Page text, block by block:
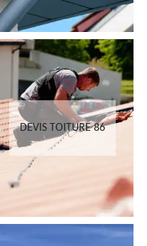
DEVIS TOITURE 86